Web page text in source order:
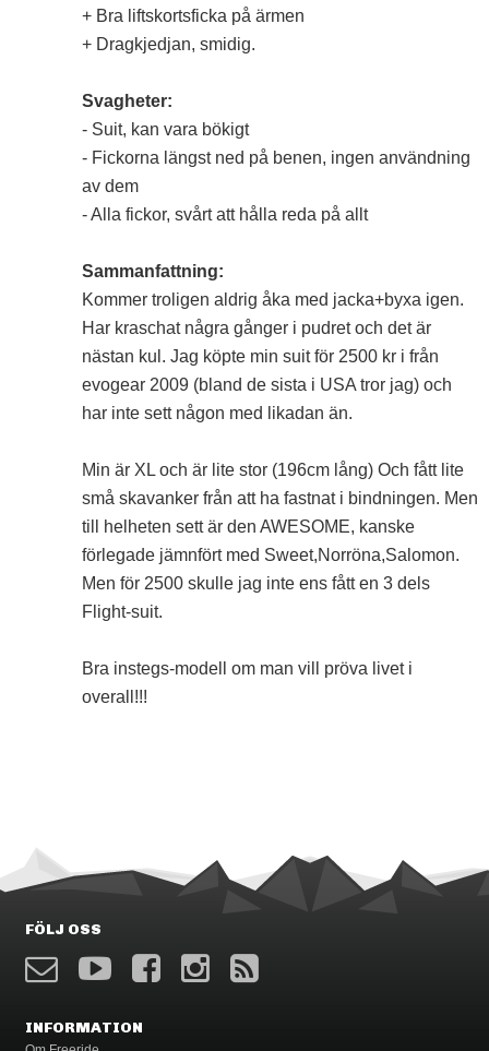
+ Bra liftskortsficka på ärmen
+ Dragkjedjan, smidig.
Svagheter:
- Suit, kan vara bökigt
- Fickorna längst ned på benen, ingen användning
av dem
- Alla fickor, svårt att hålla reda på allt
Sammanfattning:
Kommer troligen aldrig åka med jacka+byxa igen.
Har kraschat några gånger i pudret och det är
nästan kul. Jag köpte min suit för 2500 kr i från
evogear 2009 (bland de sista i USA tror jag) och
har inte sett någon med likadan än.
Min är XL och är lite stor (196cm lång) Och fått lite
små skavanker från att ha fastnat i bindningen. Men
till helheten sett är den AWESOME, kanske
förlegade jämnfört med Sweet,Norröna,Salomon.
Men för 2500 skulle jag inte ens fått en 3 dels
Flight-suit.
Bra instegs-modell om man vill pröva livet i
overall!!!
FÖLJ OSS
INFORMATION